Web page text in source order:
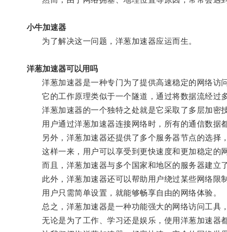
小牛加速器
为了解决这一问题，洋葱加速器应运而生。
洋葱加速器可以用吗
洋葱加速器是一种专门为了提供高速稳定的网络访问
它的工作原理类似于一个隧道，通过将数据流经过
洋葱加速器的一个独特之处就是它采取了多层加密技
用户通过洋葱加速器连接网络时，所有的通信数据
另外，洋葱加速器还提供了多个服务器节点的选择
这样一来，用户可以享受到更快速度和更加稳定的网
而且，洋葱加速器与多个国家和地区的服务器建立了
此外，洋葱加速器还可以帮助用户绕过某些网络限
用户只需简单设置，就能够畅享自由的网络体验。
总之，洋葱加速器是一种功能强大的网络访问工具
无论是为了工作、学习还是娱乐，使用洋葱加速器都